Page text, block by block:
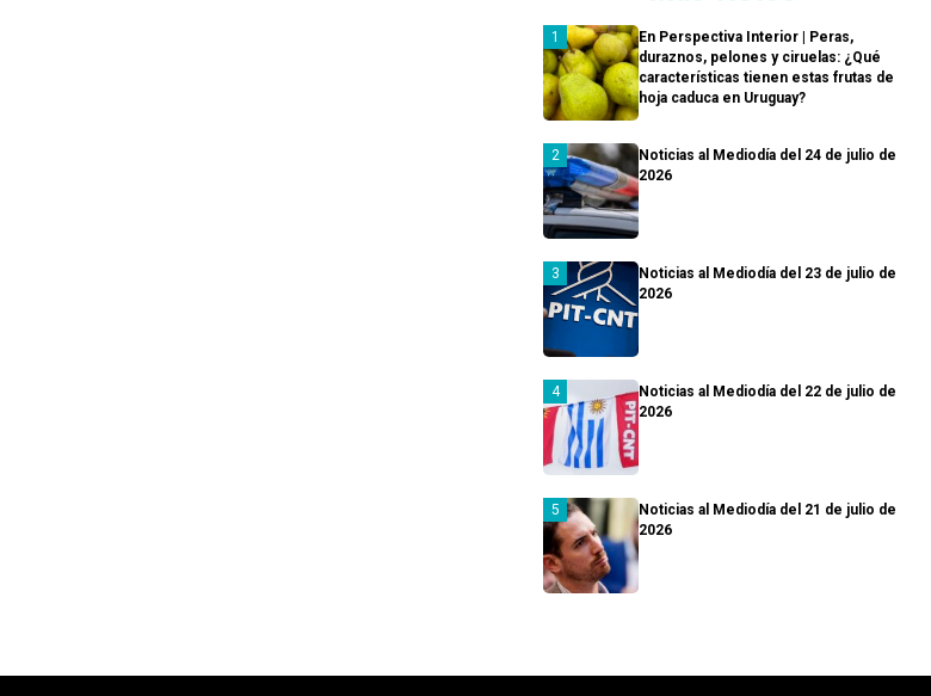
En Perspectiva Interior | Peras,
duraznos, pelones y ciruelas: ¿Qué
características tienen estas frutas de
hoja caduca en Uruguay?
Noticias al Mediodía del 24 de julio de
2026
Noticias al Mediodía del 23 de julio de
2026
Noticias al Mediodía del 22 de julio de
2026
Noticias al Mediodía del 21 de julio de
2026